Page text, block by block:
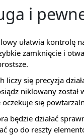
i
ułatwia kontrolę
zamknięcie i
się precyzja
niklowany
się
będzie działać
go do reszty